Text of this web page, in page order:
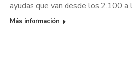
ayudas que van desde los 2.100
Más información